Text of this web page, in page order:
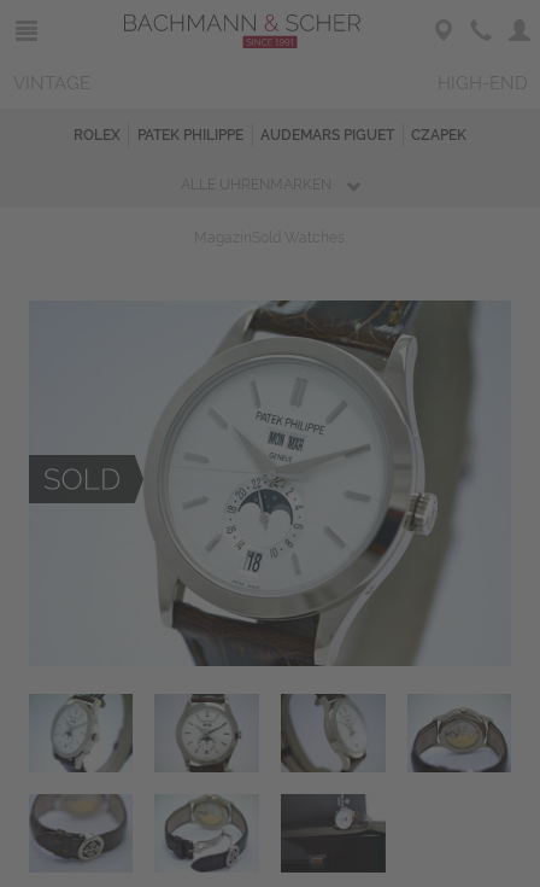
ROLEX PATEK PHILIPPE AUDEMARS PIGUET CZAPEK